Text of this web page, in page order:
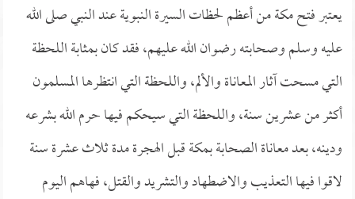
يعتبر فتح مكة من أعظم لحظات السيرة النبوية عند النبي صلى الله
عليه وسلم وصحابته رضوان الله عليهم، فقد كان بمثابة اللحظة
التي مسحت آثار المعاناة والألم، واللحظة التي انتظرها المسلمون
أكثر من عشرين سنة، واللحظة التي سيحكم فيها حرم الله بشرعه
ودينه، بعد معاناة الصحابة بمكة قبل الهجرة مدة ثلاث عشرة سنة
لاقوا فيها التعذيب والاضطهاد والتشريد والقتل، فهاهم اليوم